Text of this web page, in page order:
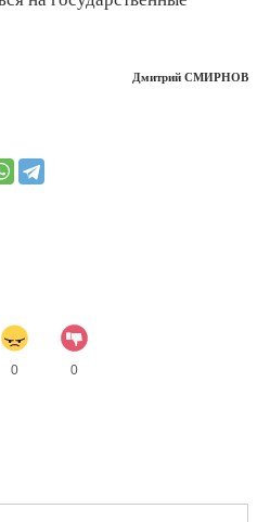
Дмитрий СМИРНОВ
0 0